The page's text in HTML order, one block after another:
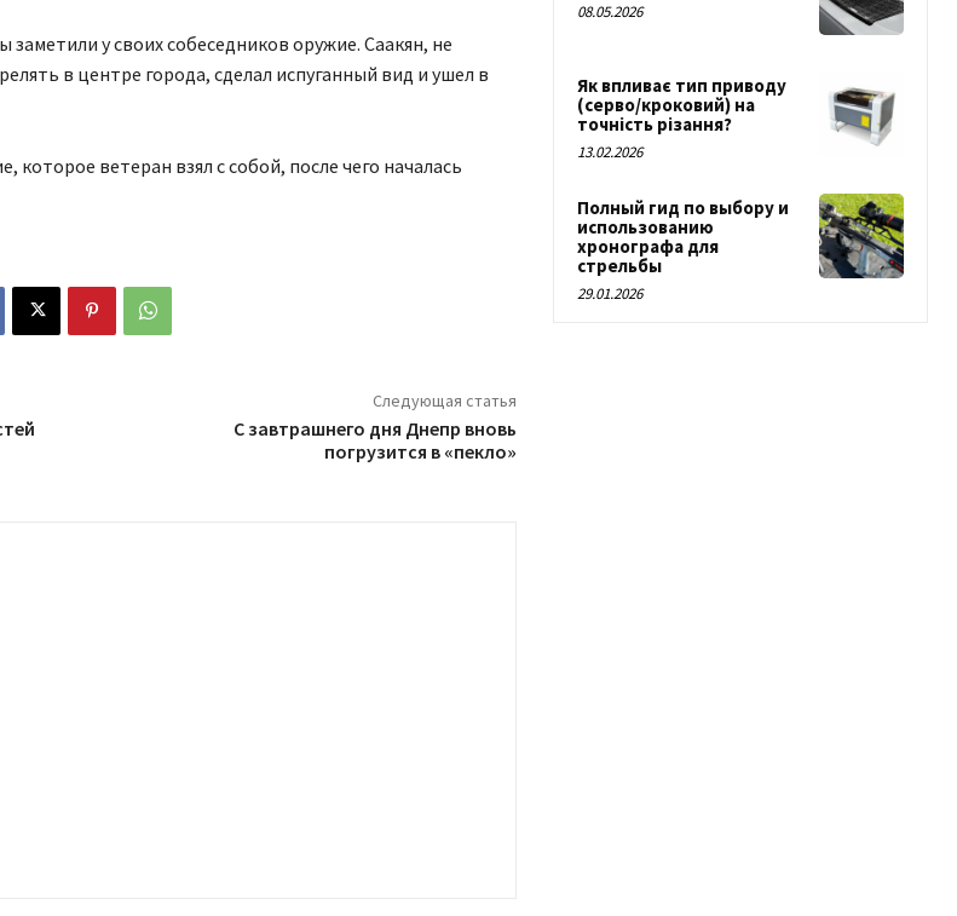
заметили у своих собеседников оружие. Саакян, не
в центре города, сделал испуганный вид и ушел в
которое ветеран взял с собой, после чего началась
Следующая статья
С завтрашнего дня Днепр вновь
погрузится в «пекло»
08.05.2026
Як впливає тип приводу
(серво/кроковий) на
точність різання?
13.02.2026
Полный гид по выбору и
использованию
хронографа для
стрельбы
29.01.2026